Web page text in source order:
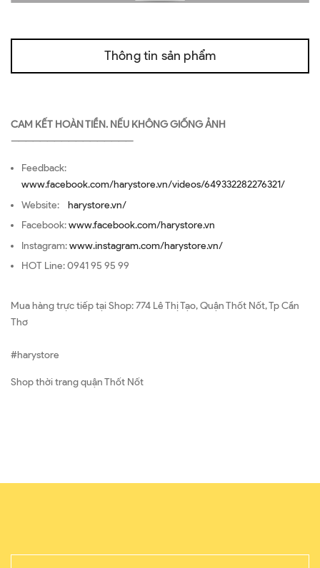
Thông tin sản phẩm
CAM KẾT HOÀN TIỀN. NẾU KHÔNG GIỐNG ẢNH
—————————————————
Feedback:
www.facebook.com/harystore.vn/videos/649332282276321/
Website: harystore.vn/
Facebook:www.facebook.com/harystore.vn
Instagram:www.instagram.com/harystore.vn/
HOT Line: 0941 95 95 99
Mua hàng trực tiếp tại Shop: 774 Lê Thị Tạo, Quận Thốt Nốt, Tp Cần
Thơ
#harystore
Shop thời trang quận Thốt Nốt